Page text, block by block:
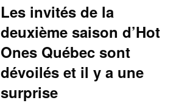
Les invités de la
deuxième saison d’Hot
Ones Québec sont
dévoilés et il y a une
surprise